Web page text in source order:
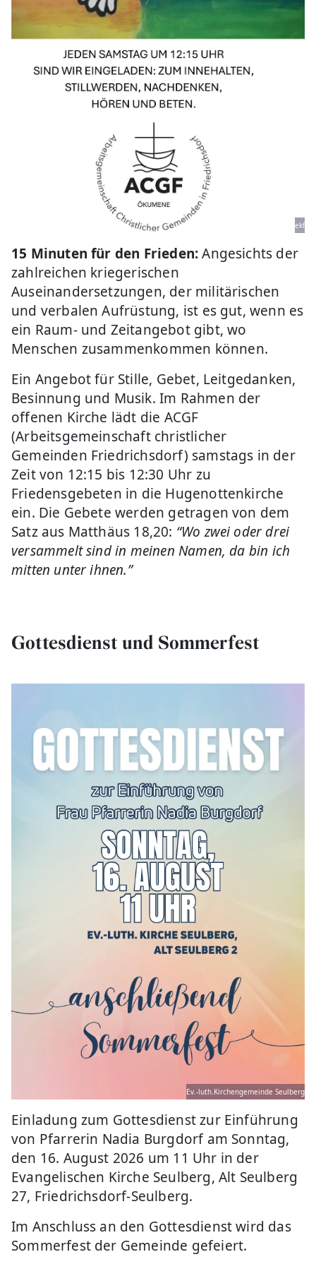
ekf
15 Minuten für den Frieden:Angesichts der
zahlreichen kriegerischen
Auseinandersetzungen, der militärischen
und verbalen Aufrüstung, ist es gut, wenn es
ein Raum- und Zeitangebot gibt, wo
Menschen zusammenkommen können.
Ein Angebot für Stille, Gebet, Leitgedanken,
Besinnung und Musik. Im Rahmen der
offenen Kirche lädt die ACGF
(Arbeitsgemeinschaft christlicher
Gemeinden Friedrichsdorf) samstags in der
Zeit von 12:15 bis 12:30 Uhr zu
Friedensgebeten in die Hugenottenkirche
ein. Die Gebete werden getragen von dem
Satz aus Matthäus 18,20: “Wo zwei oder drei
versammelt sind in meinen Namen, da bin ich
mitten unter ihnen.”
Gottesdienst und Sommerfest
Ev.-luth.Kirchengemeinde Seulberg
Einladung zum Gottesdienst zur Einführung
von Pfarrerin Nadia Burgdorf am Sonntag,
den 16. August 2026 um 11 Uhr in der
Evangelischen Kirche Seulberg, Alt Seulberg
27, Friedrichsdorf-Seulberg.
Im Anschluss an den Gottesdienst wird das
Sommerfest der Gemeinde gefeiert.